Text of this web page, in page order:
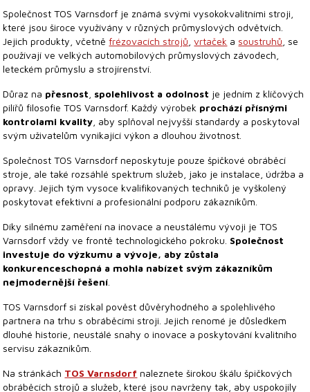
Společnost TOS Varnsdorf je známá svými vysokokvalitními stroji,
které jsou široce využívány v různých průmyslových odvětvích.
Jejich produkty, včetněfrézovacích strojů ,vrtaček a soustruhů , se
používají ve velkých automobilových průmyslových závodech,
leteckém průmyslu a strojírenství.
Důraz na přesnost spolehlivost a odolnost je jedním z klíčových
pilířů filosofie TOS Varnsdorf. Každý výrobek prochází přísnými
kontrolami kvality , aby splňoval nejvyšší standardy a poskytoval
svým uživatelům vynikající výkon a dlouhou životnost.
Společnost TOS Varnsdorf neposkytuje pouze špičkové obráběcí
stroje, ale také rozsáhlé spektrum služeb, jako je instalace, údržba a
opravy. Jejich tým vysoce kvalifikovaných techniků je vyškolený
poskytovat efektivní a profesionální podporu zákazníkům.
Díky silnému zaměření na inovace a neustálému vývoji je TOS
Varnsdorf vždy ve frontě technologického pokroku. Společnost
investuje do výzkumu a vývoje, aby zůstala
konkurenceschopná a mohla nabízet svým zákazníkům
nejmodernější řešení
TOS Varnsdorf si získal pověst důvěryhodného a spolehlivého
partnera na trhu s obráběcími stroji. Jejich renomé je důsledkem
dlouhé historie, neustálé snahy o inovace a poskytování kvalitního
servisu zákazníkům.
Na stránkách TOS Varnsdorf naleznete širokou škálu špičkových
obráběcích strojů a služeb, které jsou navrženy tak, aby uspokojily